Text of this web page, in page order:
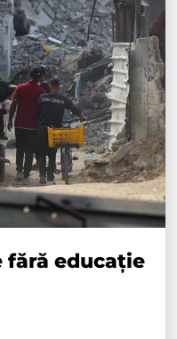
fără educație